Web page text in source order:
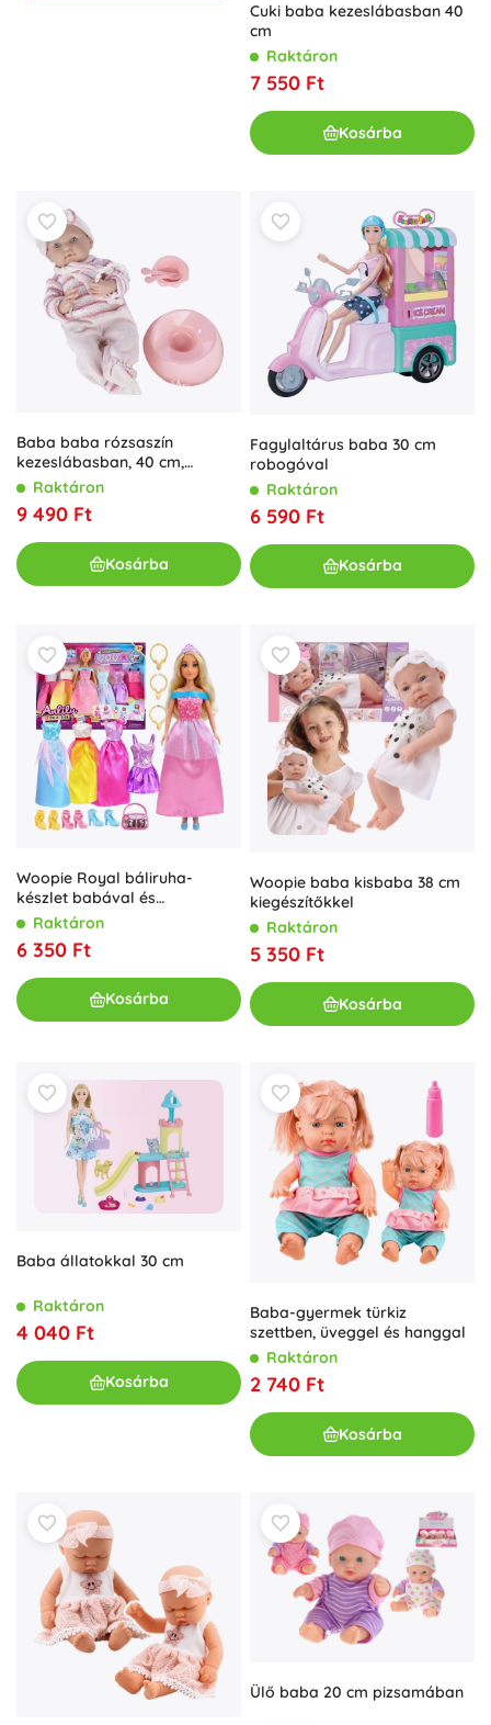
Cuki baba kezeslábasban 40
cm
Raktáron
7 550 Ft
Kosárba
Baba baba rózsaszín
kezeslábasban, 40 cm,
kiegészítőkkel
Raktáron
9 490 Ft
Kosárba
Fagylaltárus baba 30 cm
robogóval
Raktáron
6 590 Ft
Kosárba
Woopie Royal báliruha-
készlet babával és
kiegészítőkkel
Raktáron
6 350 Ft
Kosárba
Woopie baba kisbaba 38 cm
kiegészítőkkel
Raktáron
5 350 Ft
Kosárba
Baba állatokkal 30 cm
Raktáron
4 040 Ft
Kosárba
Baba-gyermek türkiz
szettben, üveggel és hanggal
Raktáron
2 740 Ft
Kosárba
Ülő baba 20 cm pizsamában